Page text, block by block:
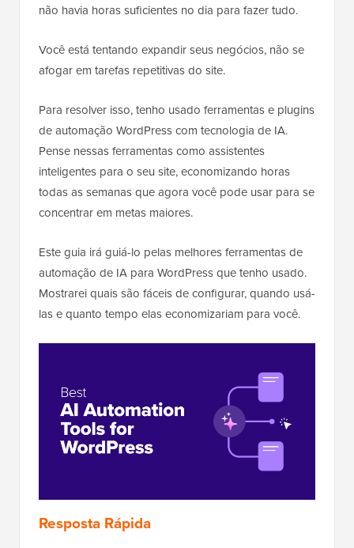
não havia horas suficientes no dia para fazer tudo.
Você está tentando expandir seus negócios, não se
afogar em tarefas repetitivas do site.
Para resolver isso, tenho usado ferramentas e plugins
de automação WordPress com tecnologia de IA.
Pense nessas ferramentas como assistentes
inteligentes para o seu site, economizando horas
todas as semanas que agora você pode usar para se
concentrar em metas maiores.
Este guia irá guiá-lo pelas melhores ferramentas de
automação de IA para WordPress que tenho usado.
Mostrarei quais são fáceis de configurar, quando usá-
las e quanto tempo elas economizariam para você.
Resposta Rápida